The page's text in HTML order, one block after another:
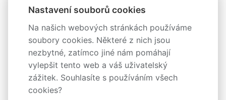
Popis
Nastavení souborů cookies
Na našich webových stránkách používáme
soubory cookies. Některé z nich jsou
nezbytné, zatímco jiné nám pomáhají
vylepšit tento web a váš uživatelský
zážitek. Souhlasíte s používáním všech
cookies?